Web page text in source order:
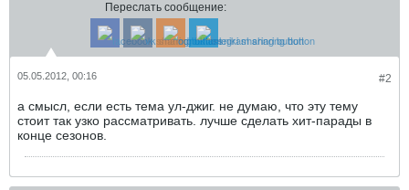
Переслать сообщение:
#2
05.05.2012, 00:16
а смысл, если есть тема ул-джиг. не думаю, что эту тему
стоит так узко рассматривать. лучше сделать хит-парады в
конце сезонов.